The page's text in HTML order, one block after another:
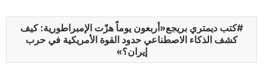
كتب ديمتري بريجع«أربعون يوماً هزّت الإمبراطورية: كيف
كشف الذكاء الاصطناعي حدود القوة الأمريكية في حرب
إيران؟»